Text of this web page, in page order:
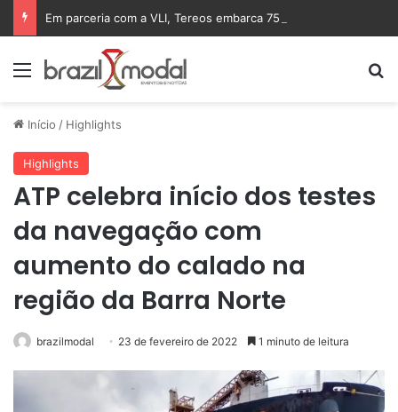
Menu
Início / Highlights
Highlights
ATP celebra início dos testes
da navegação com
aumento do calado na
região da Barra Norte
brazilmodal 23 de fevereiro de 2022 1 minuto de leitura